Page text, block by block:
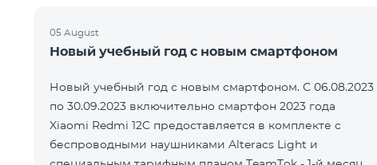
05 August
Новый учебный год с новым смартфоном
Новый учебный год с новым смартфоном. С 06.08.2023
по 30.09.2023 включительно смартфон 2023 года
Xiaomi Redmi 12C предоставляется в комплекте с
беспроводными наушниками Alteracs Light и